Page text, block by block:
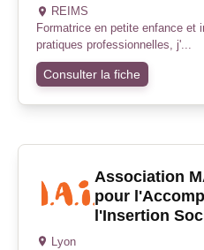
REIMS
Formatrice en petite enfance et
pratiques professionnelles, j'...
Consulter la fiche
Association
pour
l'Insertion
Lyon